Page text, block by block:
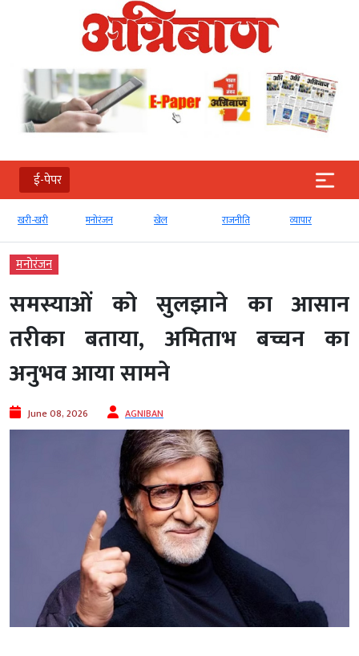
ई-पेपर
खरी-खरी मनोरंजन खेल राजनीति व्‍यापार
मनोरंजन
समस्याओं को सुलझाने का आसान
तरीका बताया, अमिताभ बच्चन का
अनुभव आया सामने
June 08, 2026 AGNIBAN